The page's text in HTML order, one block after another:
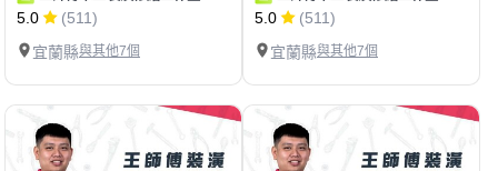
5.0
(511)
宜蘭縣與其他7個
5.0
(511)
宜蘭縣與其他7個